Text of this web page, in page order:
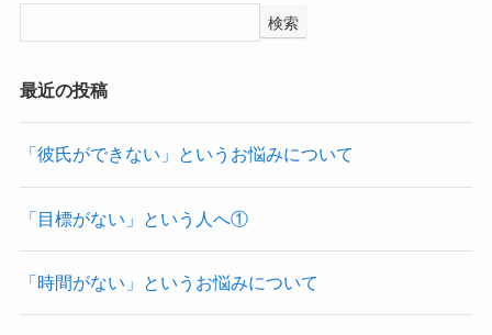
検索
最近の投稿
「彼氏ができない」というお悩みについて
「目標がない」という人へ①
「時間がない」というお悩みについて